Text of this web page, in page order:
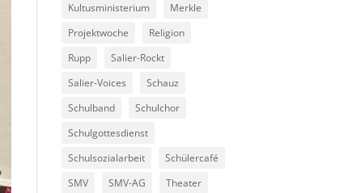
Kultusministerium
Merkle
Projektwoche
Religion
Rupp
Salier-Rockt
Salier-Voices
Schauz
Schulband
Schulchor
Schulgottesdienst
Schulsozialarbeit
Schülercafé
SMV
SMV-AG
Theater